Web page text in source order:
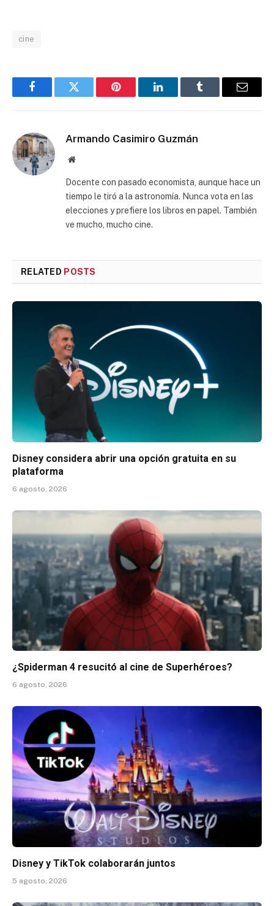
cine
FacebookTwitter Pinterest LinkedInTumblr Email
Armando Casimiro Guzmán
Website
Docente con pasado economista, aunque hace un
tiempo le tiró a la astronomía. Nunca vota en las
elecciones y prefiere los libros en papel. También
ve mucho, mucho cine.
RELATED POSTS
Disney considera abrir una opción gratuita en su
plataforma
6 agosto, 2026
¿Spiderman 4 resucitó al cine de Superhéroes?
6 agosto, 2026
Disney y TikTok colaborarán juntos
5 agosto, 2026